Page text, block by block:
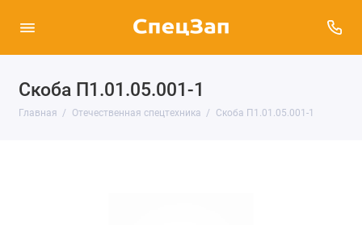
Скоба П1.01.05.001-1
Главная Отечественная спецтехника Скоба П1.01.05.001-1